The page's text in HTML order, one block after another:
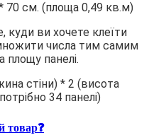
(площа 0,49 кв.м)
куди ви хочете клеїти
числа тим самим
площу панелі.
стіни) * 2 (висота
34 панелі)
товар❓